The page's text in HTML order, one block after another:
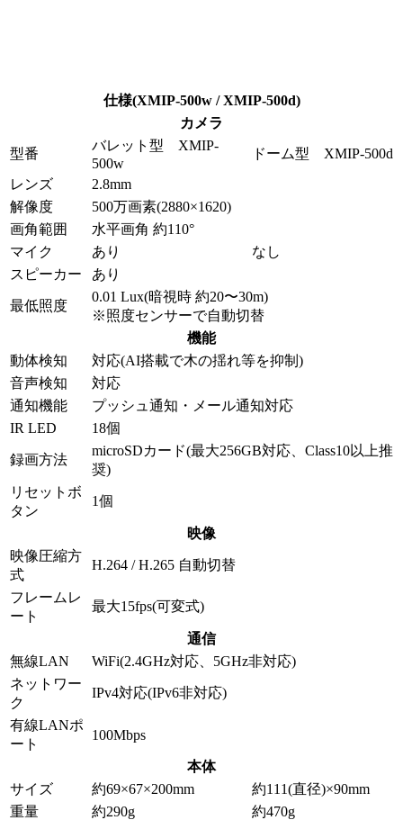
仕様(XMIP-500w / XMIP-500d)
カメラ
型番
バレット型 XMIP-
500w
ドーム型 XMIP-500d
レンズ
2.8mm
解像度
500万画素(2880×1620)
画角範囲
水平画角 約110°
マイク
あり
なし
スピーカー
あり
最低照度
0.01 Lux(暗視時 約20〜30m)
※照度センサーで自動切替
機能
動体検知
対応(AI搭載で木の揺れ等を抑制)
音声検知
対応
通知機能
プッシュ通知・メール通知対応
IR LED
18個
録画方法
microSDカード(最大256GB対応、Class10以上推
奨)
リセットボ
タン
1個
映像
映像圧縮方
式
H.264 / H.265 自動切替
フレームレ
ート
最大15fps(可変式)
通信
無線LAN
WiFi(2.4GHz対応、5GHz非対応)
ネットワー
ク
IPv4対応(IPv6非対応)
有線LANポ
ート
100Mbps
本体
サイズ
約69×67×200mm
約111(直径)×90mm
重量
約290g
約470g